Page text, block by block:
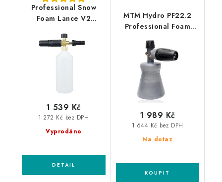
Professional Snow
Foam Lance V2
profesionální
napěňovač
Vyprodáno
1 272 Kč bez DPH
1 539 Kč
MTM Hydro PF22.2
Professional Foam
profesionální
napěňovač
Na dotaz
1 644 Kč bez DPH
1 989 Kč